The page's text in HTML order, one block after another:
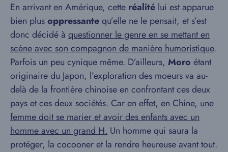
En arrivant en Amérique, cette réalité lui est apparue
bien plusoppressantequ’elle ne le pensait, et s’est
donc décidé à questionner le genre en se mettant en
scène avec son compagnon de manière humoristique.
Parfois un peu cynique même. D’ailleurs, Moro étant
originaire du Japon, l’exploration des moeurs va au-
delà de la frontière chinoise en confrontant ces deux
pays et ces deux sociétés. Car en effet, en Chine, une
femme doit se marier et avoir des enfants avec un
homme avec un grand H. Un homme qui saura la
protéger, la cocooner et la rendre heureuse avant tout.